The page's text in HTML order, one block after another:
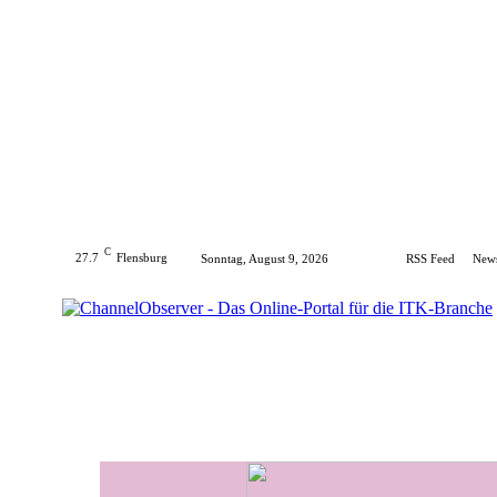
27.7 C Flensburg Sonntag, August 9, 2026 RSS Feed